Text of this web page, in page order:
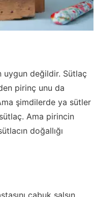
uygun değildir. Sütlaç
pirinç unu da
şimdilerde ya sütler
Ama pirincin
doğallığı